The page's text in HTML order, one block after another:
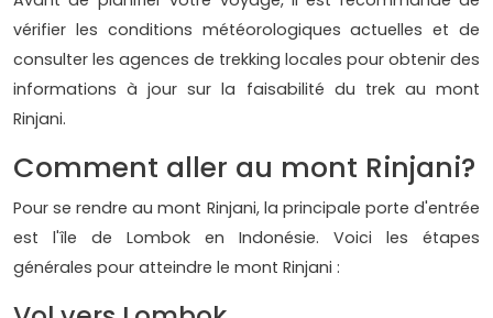
vérifier les conditions météorologiques actuelles et de
consulter les agences de trekking locales pour obtenir des
informations à jour sur la faisabilité du trek au mont
Rinjani.
Comment aller au mont Rinjani?
Pour se rendre au mont Rinjani, la principale porte d'entrée
est l'île de Lombok en Indonésie. Voici les étapes
générales pour atteindre le mont Rinjani :